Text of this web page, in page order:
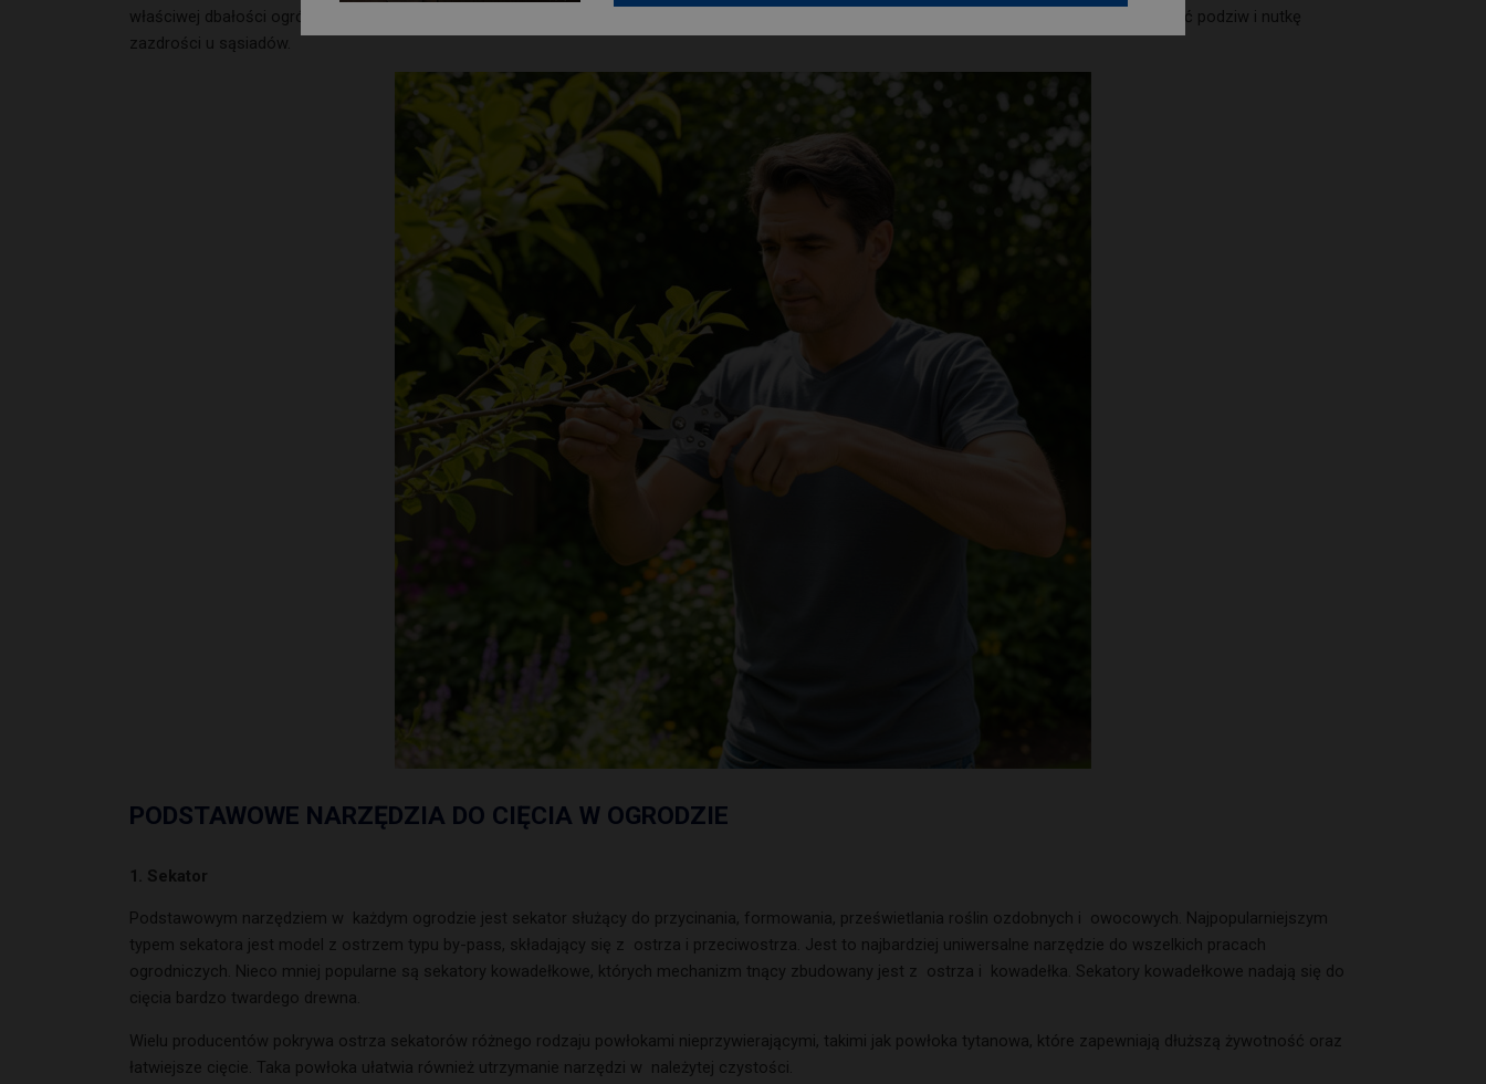
właściwej dbałości ogród nie tylko stanie się prawdziwą ozdobą posesji i źródłem codziennej satysfakcji dla właściciela, ale także może wzbudzać podziw i nutkę
zazdrości u sąsiadów.
PODSTAWOWE NARZĘDZIA DO CIĘCIA W OGRODZIE
1. Sekator
Podstawowym narzędziem w każdym ogrodzie jest sekator służący do przycinania, formowania, prześwietlania roślin ozdobnych i owocowych. Najpopularniejszym
typem sekatora jest model z ostrzem typu by-pass, składający się z ostrza i przeciwostrza. Jest to najbardziej uniwersalne narzędzie do wszelkich pracach
ogrodniczych. Nieco mniej popularne są sekatory kowadełkowe, których mechanizm tnący zbudowany jest z ostrza i kowadełka. Sekatory kowadełkowe nadają się do
cięcia bardzo twardego drewna.
Wielu producentów pokrywa ostrza sekatorów różnego rodzaju powłokami nieprzywierającymi, takimi jak powłoka tytanowa, które zapewniają dłuższą żywotność oraz
łatwiejsze cięcie. Taka powłoka ułatwia również utrzymanie narzędzi w należytej czystości.